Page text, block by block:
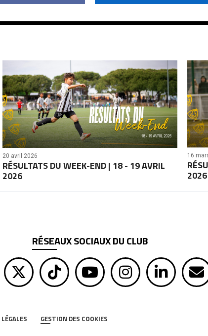
20 avril 2026
RÉSULTATS DU WEEK-END | 18 - 19 AVRIL
2026
16
2026
RÉSEAUX SOCIAUX DU CLUB
GESTION DES COOKIES